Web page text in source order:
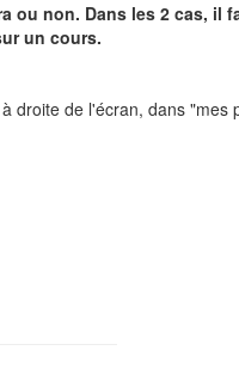
non. Dans les 2 cas, il
un cours.
de l'écran, dans